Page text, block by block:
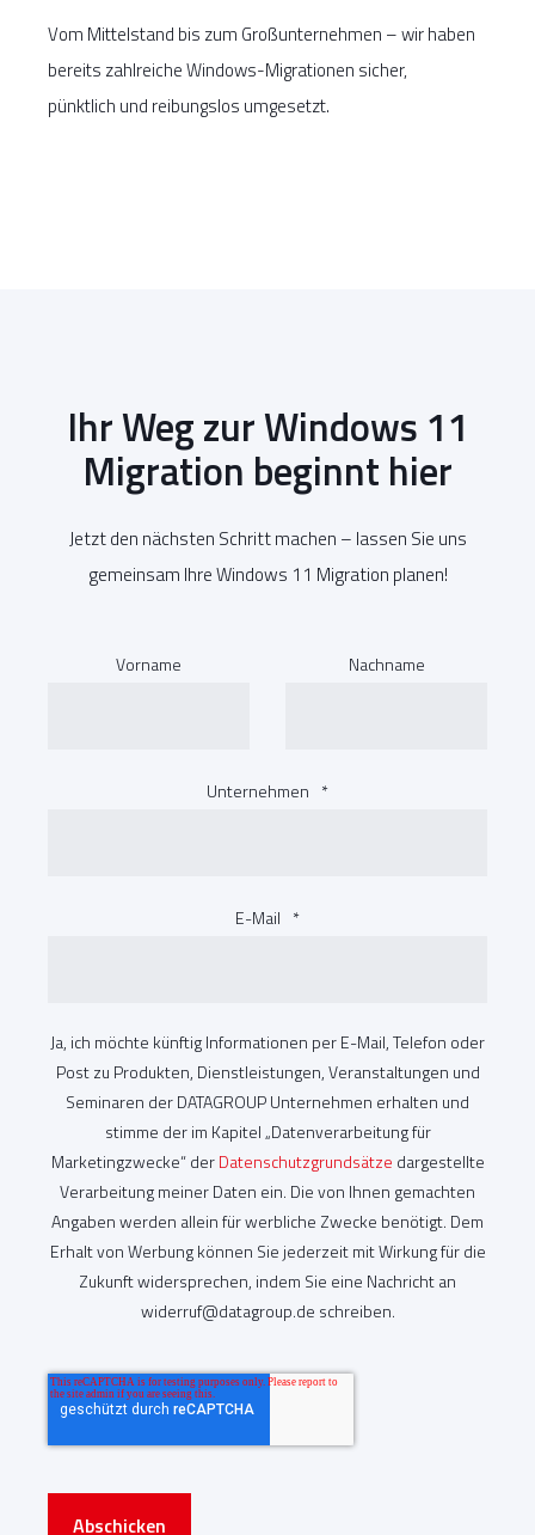
Vom Mittelstand bis zum Großunternehmen – wir haben
bereits zahlreiche Windows-Migrationen sicher,
pünktlich und reibungslos umgesetzt.
Ihr Weg zur Windows 11
Migration beginnt hier
Jetzt den nächsten Schritt machen – lassen Sie uns
gemeinsam Ihre Windows 11 Migration planen!
Vorname Nachname
Unternehmen *
E-Mail *
Ja, ich möchte künftig Informationen per E-Mail, Telefon oder
Post zu Produkten, Dienstleistungen, Veranstaltungen und
Seminaren der DATAGROUP Unternehmen erhalten und
stimme der im Kapitel „Datenverarbeitung für
Marketingzwecke“ derDatenschutzgrundsätze dargestellte
Verarbeitung meiner Daten ein. Die von Ihnen gemachten
Angaben werden allein für werbliche Zwecke benötigt. Dem
Erhalt von Werbung können Sie jederzeit mit Wirkung für die
Zukunft widersprechen, indem Sie eine Nachricht an
widerruf@datagroup.de schreiben.
Abschicken